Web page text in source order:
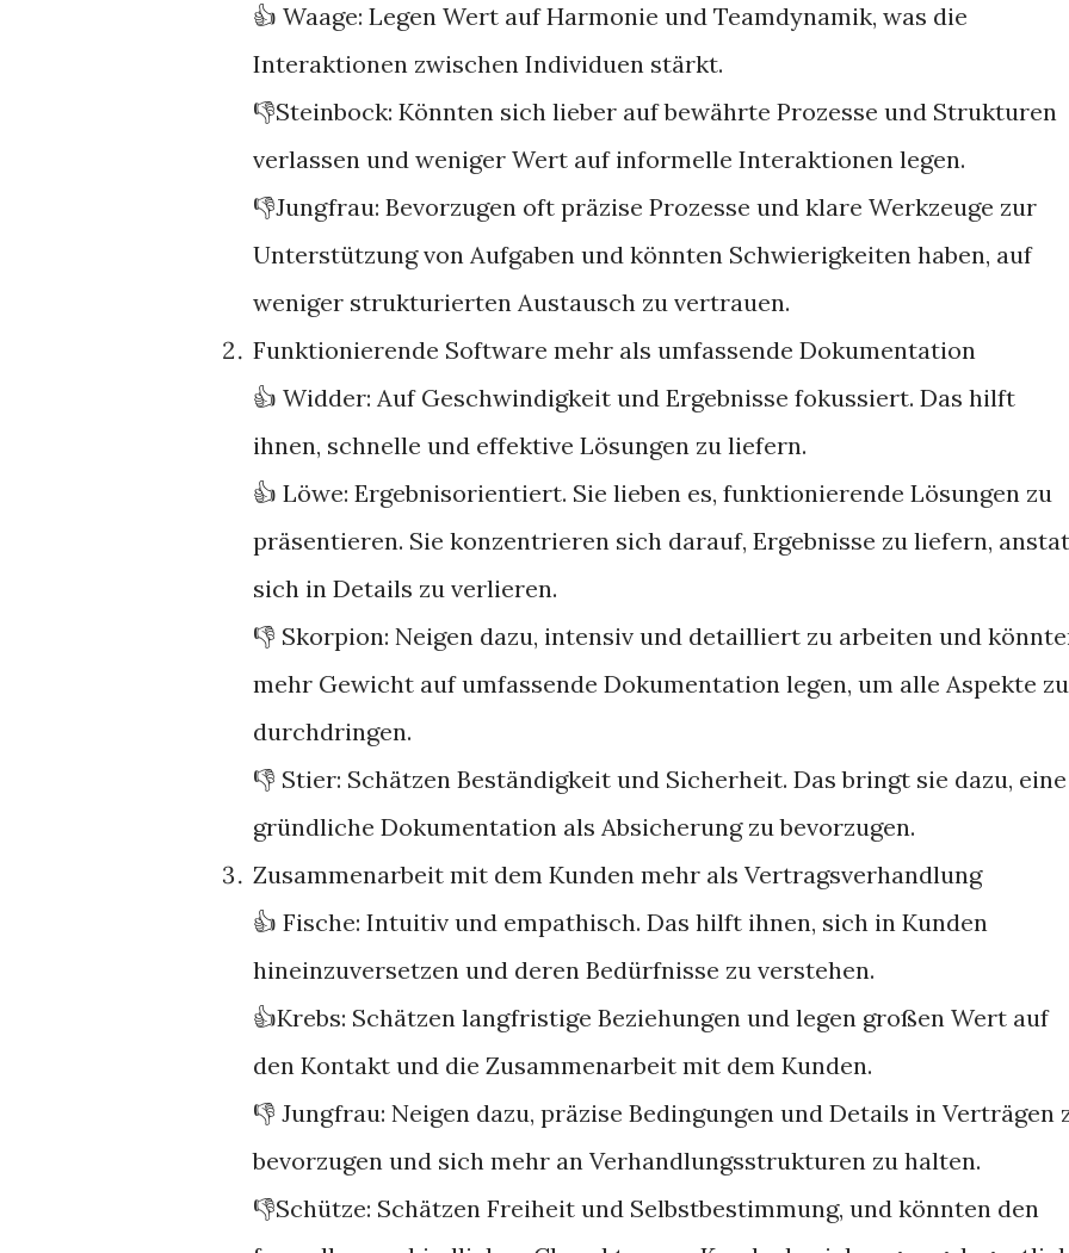
👍 Waage: Legen Wert auf Harmonie und Teamdynamik, was die
Interaktionen zwischen Individuen stärkt.
👎Steinbock: Könnten sich lieber auf bewährte Prozesse und Strukturen
verlassen und weniger Wert auf informelle Interaktionen legen.
👎Jungfrau: Bevorzugen oft präzise Prozesse und klare Werkzeuge zur
Unterstützung von Aufgaben und könnten Schwierigkeiten haben, auf
weniger strukturierten Austausch zu vertrauen.
Funktionierende Software mehr als umfassende Dokumentation
👍 Widder: Auf Geschwindigkeit und Ergebnisse fokussiert. Das hilft
ihnen, schnelle und effektive Lösungen zu liefern.
👍 Löwe: Ergebnisorientiert. Sie lieben es, funktionierende Lösungen zu
präsentieren. Sie konzentrieren sich darauf, Ergebnisse zu liefern,
sich in Details zu verlieren.
👎 Skorpion: Neigen dazu, intensiv und detailliert zu arbeiten und
mehr Gewicht auf umfassende Dokumentation legen, um alle Aspekte zu
durchdringen.
👎 Stier: Schätzen Beständigkeit und Sicherheit. Das bringt sie dazu, eine
gründliche Dokumentation als Absicherung zu bevorzugen.
Zusammenarbeit mit dem Kunden mehr als Vertragsverhandlung
👍 Fische: Intuitiv und empathisch. Das hilft ihnen, sich in Kunden
hineinzuversetzen und deren Bedürfnisse zu verstehen.
👍Krebs: Schätzen langfristige Beziehungen und legen großen Wert auf
den Kontakt und die Zusammenarbeit mit dem Kunden.
👎 Jungfrau: Neigen dazu, präzise Bedingungen und Details in Verträgen
bevorzugen und sich mehr an Verhandlungsstrukturen zu halten.
👎Schütze: Schätzen Freiheit und Selbstbestimmung, und könnten den